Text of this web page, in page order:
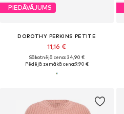
PIEDĀVĀJUMS
DOROTHY PERKINS PETITE
11,16 €
Sākotnējā cena: 34,90 €
Pēdējā zemākā cena:9,90 €